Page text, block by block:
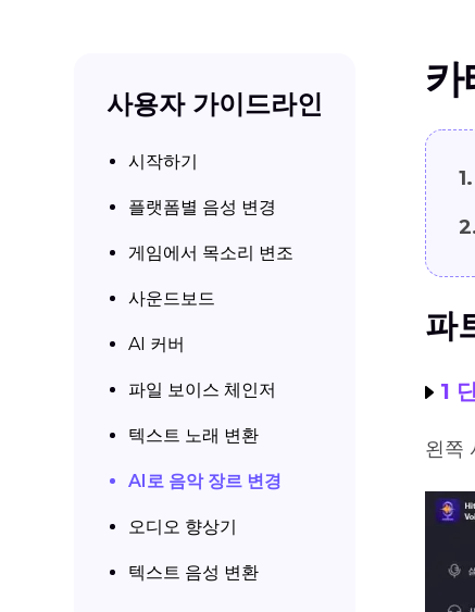
사용자 가이드라인
시작하기
플랫폼별 음성 변경
게임에서 목소리 변조
사운드보드
AI 커버
파일 보이스 체인저
텍스트 노래 변환
AI로 음악 장르 변경
오디오 향상기
텍스트 음성 변환
카
1.
파
1
왼쪽